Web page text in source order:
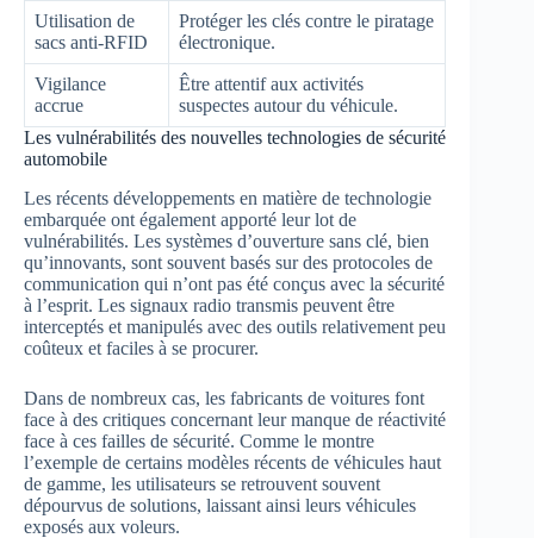
Utilisation de
sacs anti-RFID
Protéger les clés contre le piratage
électronique.
Vigilance
accrue
Être attentif aux activités
suspectes autour du véhicule.
Les vulnérabilités des nouvelles technologies de sécurité
automobile
Les récents développements en matière de technologie
embarquée ont également apporté leur lot de
vulnérabilités. Les systèmes d’ouverture sans clé, bien
qu’innovants, sont souvent basés sur des protocoles de
communication qui n’ont pas été conçus avec la sécurité
à l’esprit. Les signaux radio transmis peuvent être
interceptés et manipulés avec des outils relativement peu
coûteux et faciles à se procurer.
Dans de nombreux cas, les fabricants de voitures font
face à des critiques concernant leur manque de réactivité
face à ces failles de sécurité. Comme le montre
l’exemple de certains modèles récents de véhicules haut
de gamme, les utilisateurs se retrouvent souvent
dépourvus de solutions, laissant ainsi leurs véhicules
exposés aux voleurs.